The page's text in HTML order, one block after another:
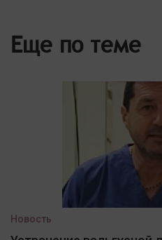
Еще по теме
Новость